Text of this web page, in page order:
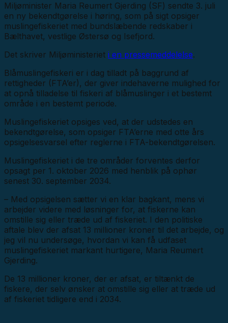
Miljøminister Maria Reumert Gjerding (SF) sendte 3. juli
en ny bekendtgørelse i høring, som på sigt opsiger
muslingefiskeriet med bundslæbende redskaber i
Bælthavet, vestlige Østersø og Isefjord.
Det skriver Miljøministeriet i en pressemeddelelse.
Blåmuslingefiskeri er i dag tilladt på baggrund af
rettigheder (FTA’er), der giver indehaverne mulighed for
at opnå tilladelse til fiskeri af blåmuslinger i et bestemt
område i en bestemt periode.
Muslingefiskeriet opsiges ved, at der udstedes en
bekendtgørelse, som opsiger FTA’erne med otte års
opsigelsesvarsel efter reglerne i FTA-bekendtgørelsen.
Muslingefiskeriet i de tre områder forventes derfor
opsagt per 1. oktober 2026 med henblik på ophør
senest 30. september 2034.
– Med opsigelsen sætter vi en klar bagkant, mens vi
arbejder videre med løsninger for, at fiskerne kan
omstille sig eller træde ud af fiskeriet. I den politiske
aftale blev der afsat 13 millioner kroner til det arbejde, og
jeg vil nu undersøge, hvordan vi kan få udfaset
muslingefiskeriet markant hurtigere, Maria Reumert
Gjerding.
De 13 millioner kroner, der er afsat, er tiltænkt de
fiskere, der selv ønsker at omstille sig eller at træde ud
af fiskeriet tidligere end i 2034.